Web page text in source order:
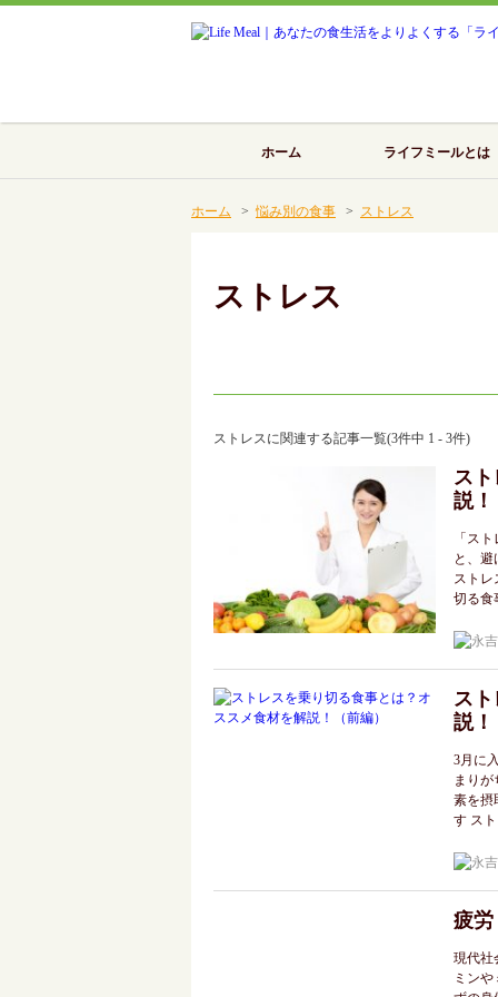
ホーム ライフミールとは
ホーム >悩み別の食事 > ストレス
ストレス
ストレスに関連する記事一覧(3件中 1 - 3件)
ス
説！
「ス
と、
ストレ
切る食
ス
説！
3月に
まり
素を摂
す ス
疲労
現代社
ミン